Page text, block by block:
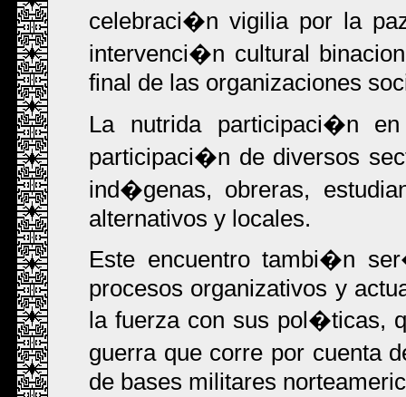
celebraci�n vigilia por la
intervenci�n cultural
final de las organizaciones
La nutrida participaci�n
participaci�n de diversos
ind�genas, obreras,
alternativos y locales.
Este encuentro tambi�n
procesos organizativos y
la fuerza con sus pol�ticas,
guerra que corre por cuenta
de bases militares